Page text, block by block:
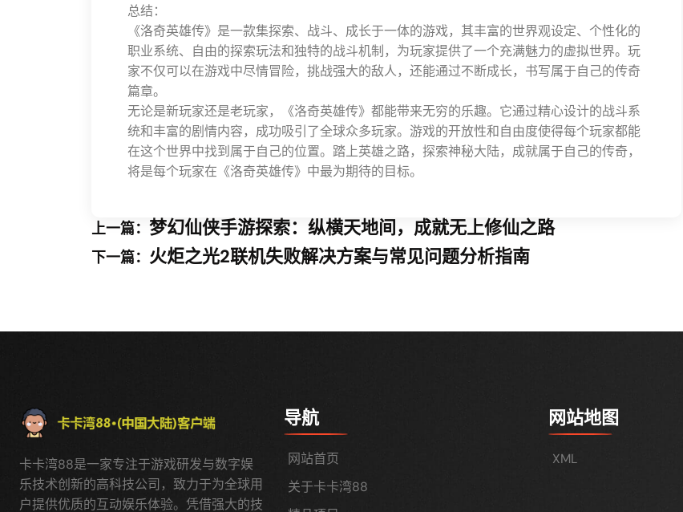
总结：
《洛奇英雄传》是一款集探索、战斗、成长于一体的游戏，其丰富的世界观设定、个性化的
职业系统、自由的探索玩法和独特的战斗机制，为玩家提供了一个充满魅力的虚拟世界。玩
家不仅可以在游戏中尽情冒险，挑战强大的敌人，还能通过不断成长，书写属于自己的传奇
篇章。
无论是新玩家还是老玩家，《洛奇英雄传》都能带来无穷的乐趣。它通过精心设计的战斗系
统和丰富的剧情内容，成功吸引了全球众多玩家。游戏的开放性和自由度使得每个玩家都能
在这个世界中找到属于自己的位置。踏上英雄之路，探索神秘大陆，成就属于自己的传奇，
将是每个玩家在《洛奇英雄传》中最为期待的目标。
上一篇： 梦幻仙侠手游探索：纵横天地间，成就无上修仙之路
下一篇： 火炬之光2联机失败解决方案与常见问题分析指南
卡卡湾88是一家专注于游戏研发与数字娱
乐技术创新的高科技公司，致力于为全球用
户提供优质的互动娱乐体验。凭借强大的技
导航
网站首页
关于卡卡湾88
网站地图
XML